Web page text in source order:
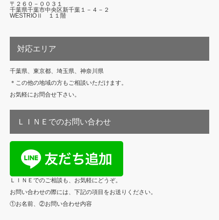
〒２６０－００３１
千葉県千葉市中央区新千葉１－４－２
WESTRIOⅡ １１階
対応エリア
千葉県、東京都、埼玉県、神奈川県
＊この他の地域の方もご相談いただけます。
お気軽にお問合せ下さい。
ＬＩＮＥでのお問い合わせ
ＬＩＮＥでのご相談も、お気軽にどうぞ。
お問い合わせの際には、下記の項目をお送りください。
①お名前、②お問い合わせ内容